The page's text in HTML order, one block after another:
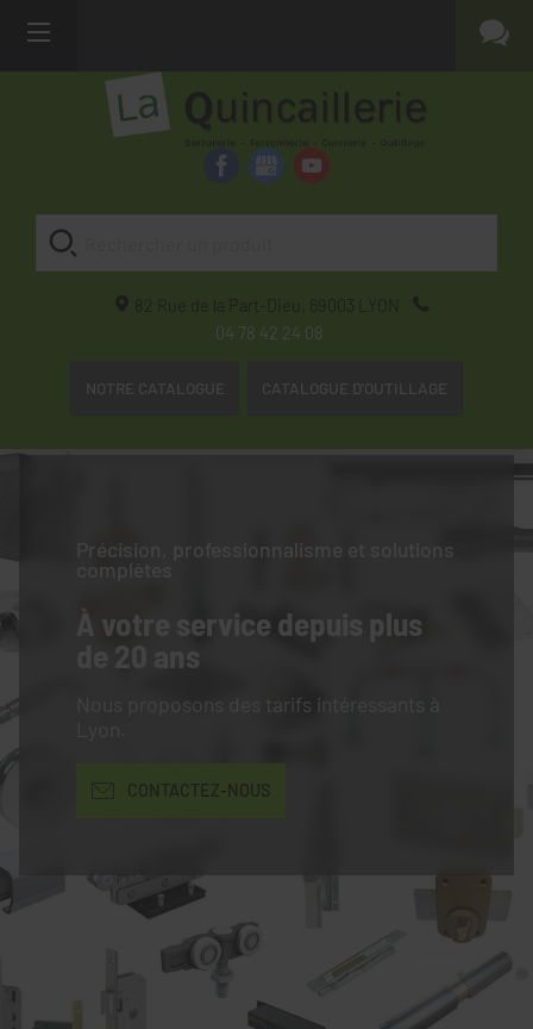
82 Rue de la Part-Dieu, 69003
LYON
04 78 42 24 08
NOTRE CATALOGUE CATALOGUE D'OUTILLAGE
Précision, professionnalisme et solutions
complètes
À votre service depuis plus
de 20 ans
Nous proposons des tarifs intéressants à
CONTACTEZ-NOUS